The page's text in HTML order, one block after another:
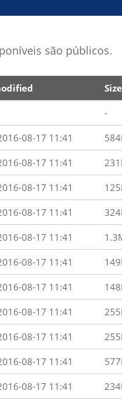
são públicos.
Size
-
08-17 11:41
08-17 11:41
08-17 11:41
08-17 11:41
08-17 11:41
08-17 11:41
08-17 11:41
08-17 11:41
08-17 11:41
08-17 11:41
08-17 11:41